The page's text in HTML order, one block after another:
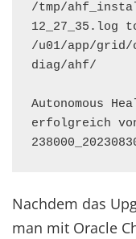
/tmp/
12_27_35.log
/u01/app/
diag/ahf/
Autonomous
erfolgreich von
Nachdem das
man mit Oracle